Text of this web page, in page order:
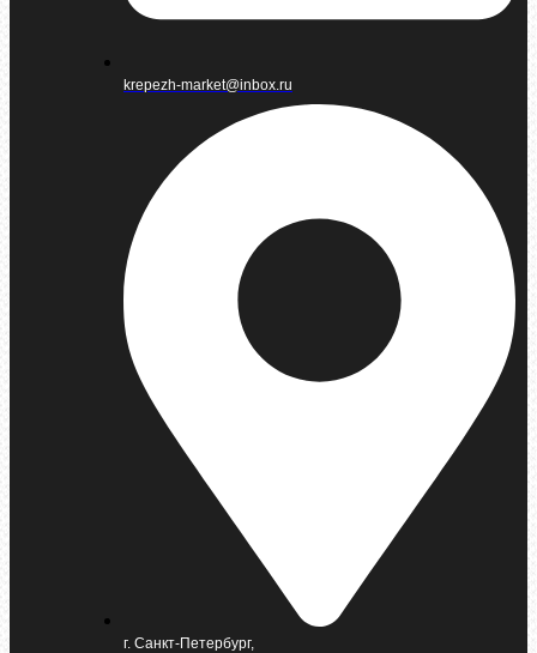
krepezh-market@inbox.ru
г. Санкт-Петербург,